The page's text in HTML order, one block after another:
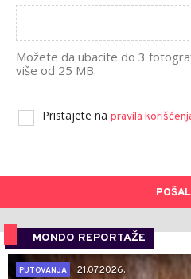
Možete da ubacite do 3
više od 25 MB.
Pristajete na pravila
MONDO REPORTAŽE
PUTOVANJA
21.07.2026.